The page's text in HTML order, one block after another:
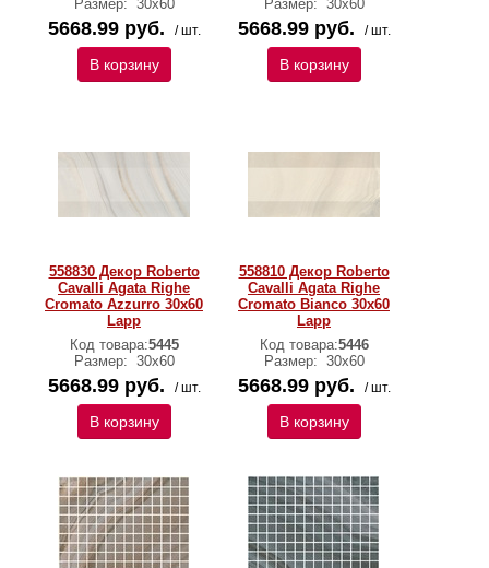
Размер: 30х60
5668.99 руб. / шт.
В корзину
Размер: 30х60
5668.99 руб. / шт.
В корзину
558830 Декор Roberto
Cavalli Agata Righe
Cromato Azzurro 30x60
Lapp
Код товара:5445
Размер: 30х60
5668.99 руб. / шт.
В корзину
558810 Декор Roberto
Cavalli Agata Righe
Cromato Bianco 30x60
Lapp
Код товара:5446
Размер: 30х60
5668.99 руб. / шт.
В корзину